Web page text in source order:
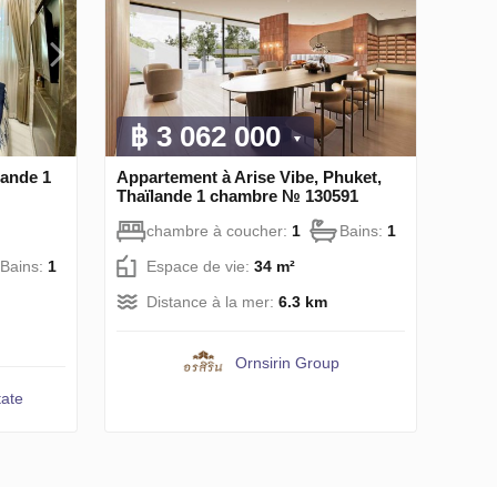
1
Bains: 1
฿ 3 062 000
Appartement à Arise Vibe, Phuket,
Thaïlande 1 chambre № 130591
chambre à coucher: 1 Bains: 1
Espace de vie: 34 m²
Distance à la mer: 6.3 km
Ornsirin Group